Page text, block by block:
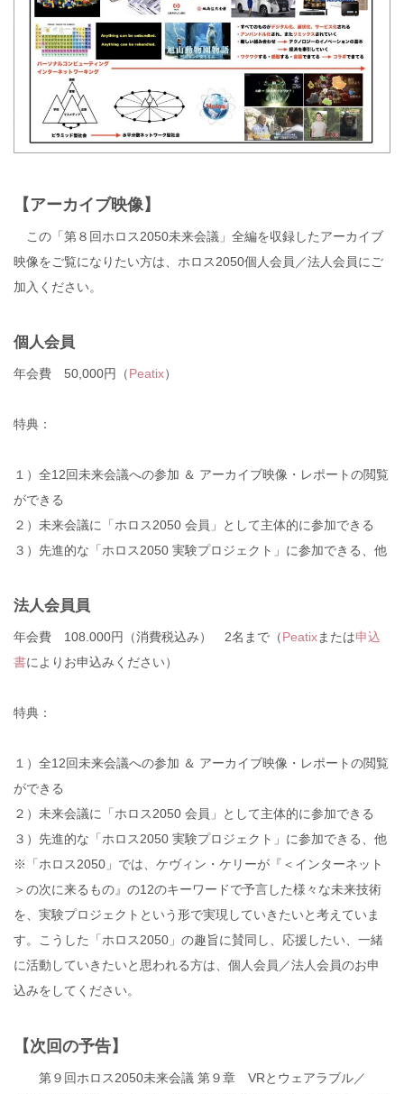
【アーカイブ映像】
この「第８回ホロス2050未来会議」全編を収録したアーカイブ
映像をご覧になりたい方は、ホロス2050個人会員／法人会員にご
加入ください。
個人会員
年会費 50,000円（Peatix）
特典：
１）全12回未来会議への参加 ＆ アーカイブ映像・レポートの閲覧
ができる
２）未来会議に「ホロス2050 会員」として主体的に参加できる
３）先進的な「ホロス2050 実験プロジェクト」に参加できる、他
法人会員員
年会費 108.000円（消費税込み） 2名まで（Peatixまたは申込
書によりお申込みください）
特典：
１）全12回未来会議への参加 ＆ アーカイブ映像・レポートの閲覧
ができる
２）未来会議に「ホロス2050 会員」として主体的に参加できる
３）先進的な「ホロス2050 実験プロジェクト」に参加できる、他
※「ホロス2050」では、ケヴィン・ケリーが『＜インターネット
＞の次に来るもの』の12のキーワードで予言した様々な未来技術
を、実験プロジェクトという形で実現していきたいと考えていま
す。こうした「ホロス2050」の趣旨に賛同し、応援したい、一緒
に活動していきたいと思われる方は、個人会員／法人会員のお申
込みをしてください。
【次回の予告】
第９回ホロス2050未来会議 第９章 VRとウェアラブル／